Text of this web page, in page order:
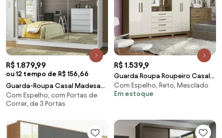
R$ 1.879,99
ou 12 tempo de R$ 156,66
Guarda-Roupa Casal Madesa
Veneza 3 Portas de Correr com
Espelho Branco Cor:Branco
Com Espelho, com Portas de
Correr, de 3 Portas
R$ 1.539,9
Guarda Roupa Roupeiro Casal
10 Portas 4 Gavetas e Espelho
Com Espelho, Reto, Mesclado
Em estoque